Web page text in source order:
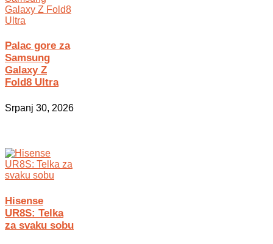
Palac gore za
Samsung
Galaxy Z
Fold8 Ultra
Srpanj 30, 2026
Hisense
UR8S: Telka
za svaku sobu